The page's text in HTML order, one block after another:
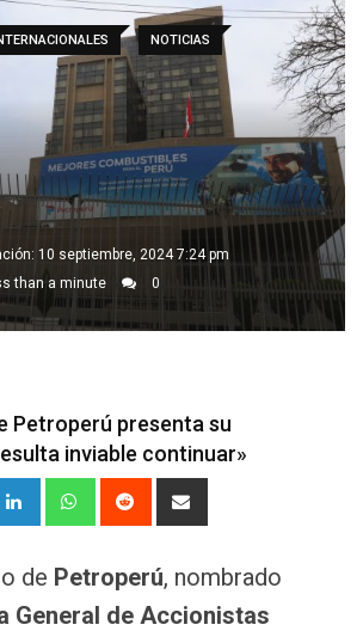
NOTICIAS
10 septiembre, 2024 7:24 pm
than a minute 0
Petroperú presenta su
inviable continuar»
LinkedInWhatsapp
Reddit
via
de Petroperú, nombrado
General de Accionistas